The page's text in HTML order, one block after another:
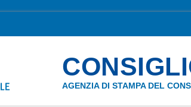
AGENZIA DI STAMPA DEL